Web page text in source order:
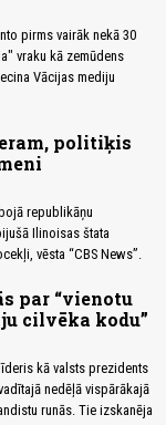
pirms vairāk nekā 30
vraku kā zemūdens
Vācijas mediju
politiķis
republikāņu
Ilinoisas štata
vēsta “CBS News”.
par “vienotu
cilvēka kodu”
kā valsts prezidents
nedēļā vispārākajā
runās. Tie izskanēja